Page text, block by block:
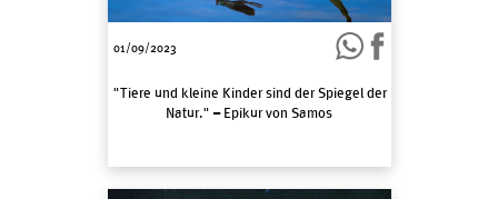
01/09/2023
"Tiere und kleine Kinder sind der Spiegel der
Natur." – Epikur von Samos